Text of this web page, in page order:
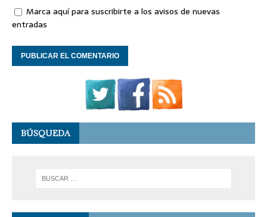
Marca aquí para suscribirte a los avisos de nuevas
entradas
BÚSQUEDA